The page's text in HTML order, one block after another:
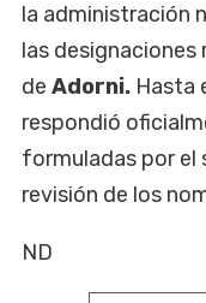
la administración
las
de Adorni. Hasta
respondió
formuladas por el
revisión de los
ND